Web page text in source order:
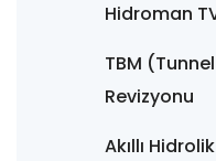
Hidroman
TBM
Revizyonu
Akıllı